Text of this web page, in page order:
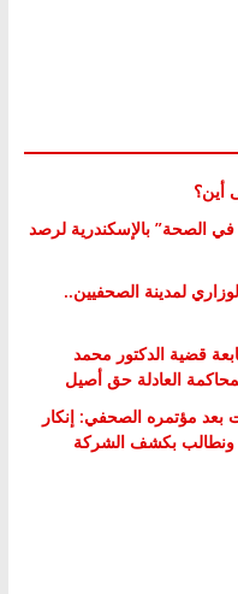
أين؟
الصحة” بالإسكندرية لرصد
لمدينة الصحفيين..
قضية الدكتور محمد
العادلة حق أصيل
بعد مؤتمره الصحفي: إنكار
ونطالب بكشف الشركة